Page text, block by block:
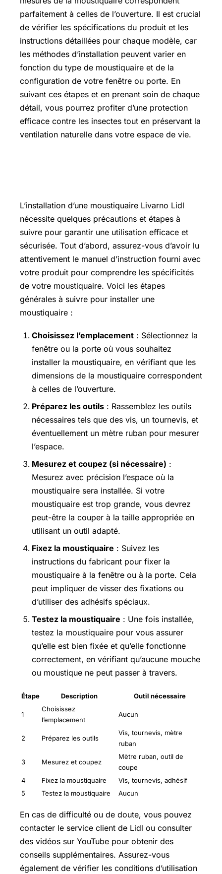
parfaitement à celles de l’ouverture. Il est crucial
de vérifier les spécifications du produit et les
instructions détaillées pour chaque modèle, car
les méthodes d’installation peuvent varier en
fonction du type de moustiquaire et de la
configuration de votre fenêtre ou porte. En
suivant ces étapes et en prenant soin de chaque
détail, vous pourrez profiter d’une protection
efficace contre les insectes tout en préservant la
ventilation naturelle dans votre espace de vie.
L’installation d’une moustiquaire Livarno Lidl
nécessite quelques précautions et étapes à
suivre pour garantir une utilisation efficace et
sécurisée. Tout d’abord, assurez-vous d’avoir lu
attentivement le manuel d’instruction fourni avec
votre produit pour comprendre les spécificités
de votre moustiquaire. Voici les étapes
générales à suivre pour installer une
moustiquaire :
Choisissez l’emplacement : Sélectionnez la
fenêtre ou la porte où vous souhaitez
installer la moustiquaire, en vérifiant que les
dimensions de la moustiquaire correspondent
à celles de l’ouverture.
Préparez les outils : Rassemblez les outils
nécessaires tels que des vis, un tournevis, et
éventuellement un mètre ruban pour mesurer
l’espace.
Mesurez et coupez (si nécessaire) :
Mesurez avec précision l’espace où la
moustiquaire sera installée. Si votre
moustiquaire est trop grande, vous devrez
peut-être la couper à la taille appropriée en
utilisant un outil adapté.
Fixez la moustiquaire : Suivez les
instructions du fabricant pour fixer la
moustiquaire à la fenêtre ou à la porte. Cela
peut impliquer de visser des fixations ou
d’utiliser des adhésifs spéciaux.
Testez la moustiquaire : Une fois installée,
testez la moustiquaire pour vous assurer
qu’elle est bien fixée et qu’elle fonctionne
correctement, en vérifiant qu’aucune mouche
ou moustique ne peut passer à travers.
Étape Description Outil nécessaire
1
Choisissez
l’emplacement
Aucun
2 Préparez les outils
Vis, tournevis, mètre
ruban
3 Mesurez et coupez
Mètre ruban, outil de
coupe
4
Fixez la moustiquaire
Vis, tournevis, adhésif
5
Testez la moustiquaire Aucun
En cas de difficulté ou de doute, vous pouvez
contacter le service client de Lidl ou consulter
des vidéos sur YouTube pour obtenir des
conseils supplémentaires. Assurez-vous
également de vérifier les conditions d’utilisation